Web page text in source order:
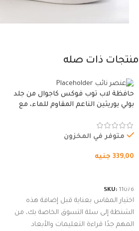
منتجات ذات صله
حافظة لاب توب فوكس كاجوال من جلد
بولي يوريثين الناعم المقاوم للماء، مع
متوفر في المخزون
339,00 جنيه
SKU: 11076
اختيار المقاس بعناية قبل إضافة هذه
الشنطة إلى سلة التسوق الخاصة بك، من
المهم جدًا قراءة التعليمات والأبعاد